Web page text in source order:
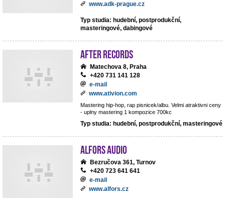
www.adk-prague.cz
Typ studia: hudební, postprodukční,
masteringové, dabingové
After records
Matechova 8, Praha
+420 731 141 128
e-mail
www.ativion.com
Mastering hip-hop, rap pisnicek/albu. Velmi atraktivni ceny
- uplny mastering 1 kompozice 700kc
Typ studia: hudební, postprodukční, masteringové
ALFORS audio
Bezručova 361, Turnov
+420 723 641 641
e-mail
www.alfors.cz